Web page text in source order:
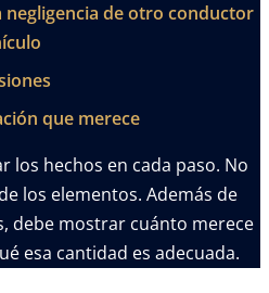
negligencia de otro conductor
que merece
los hechos en cada paso. No
los elementos. Además de
debe mostrar cuánto merece
esa cantidad es adecuada.